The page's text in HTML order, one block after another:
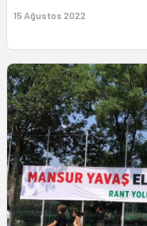
15 Ağustos 2022